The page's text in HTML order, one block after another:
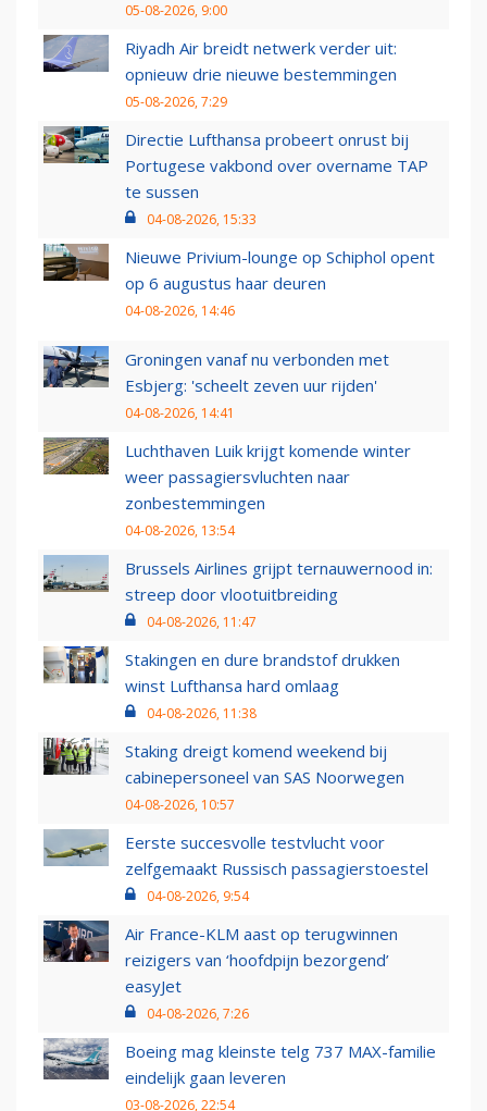
05-08-2026, 9:00
Riyadh Air breidt netwerk verder uit:
opnieuw drie nieuwe bestemmingen
05-08-2026, 7:29
Directie Lufthansa probeert onrust bij
Portugese vakbond over overname TAP
te sussen
04-08-2026, 15:33
Nieuwe Privium-lounge op Schiphol opent
op 6 augustus haar deuren
04-08-2026, 14:46
Groningen vanaf nu verbonden met
Esbjerg: 'scheelt zeven uur rijden'
04-08-2026, 14:41
Luchthaven Luik krijgt komende winter
weer passagiersvluchten naar
zonbestemmingen
04-08-2026, 13:54
Brussels Airlines grijpt ternauwernood in:
streep door vlootuitbreiding
04-08-2026, 11:47
Stakingen en dure brandstof drukken
winst Lufthansa hard omlaag
04-08-2026, 11:38
Staking dreigt komend weekend bij
cabinepersoneel van SAS Noorwegen
04-08-2026, 10:57
Eerste succesvolle testvlucht voor
zelfgemaakt Russisch passagierstoestel
04-08-2026, 9:54
Air France-KLM aast op terugwinnen
reizigers van ‘hoofdpijn bezorgend’
easyJet
04-08-2026, 7:26
Boeing mag kleinste telg 737 MAX-familie
eindelijk gaan leveren
03-08-2026, 22:54